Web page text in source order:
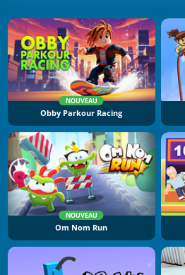
NOUVEAU
Obby Parkour Racing
NOUVEAU
Om Nom Run